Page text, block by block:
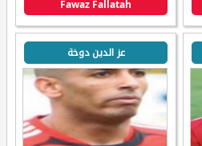
Fawaz Fallatah
عز الدين دوخة